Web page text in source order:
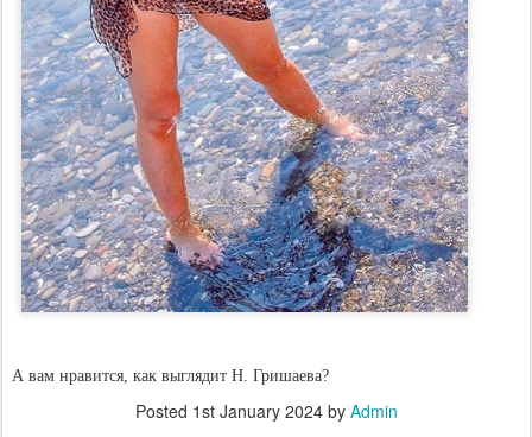
А вам нравится, как выглядит Н. Гришаева?
Posted 1st January 2024by Admin